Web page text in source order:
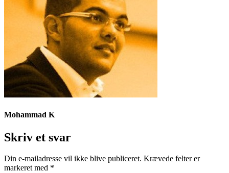
Mohammad K
Skriv et svar
Din e-mailadresse vil ikke blive publiceret. Krævede felter er
markeret med *